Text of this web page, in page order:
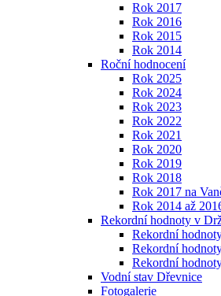
Rok 2017
Rok 2016
Rok 2015
Rok 2014
Roční hodnocení
Rok 2025
Rok 2024
Rok 2023
Rok 2022
Rok 2021
Rok 2020
Rok 2019
Rok 2018
Rok 2017 na
Rok 2014 až
Rekordní hodnoty v
Rekordní
Rekordní
Rekordní
Vodní stav Dřevnice
Fotogalerie